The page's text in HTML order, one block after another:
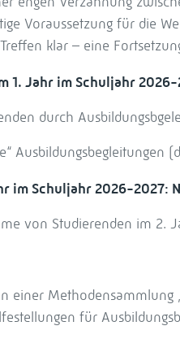
Voraussetzung für die
klar – eine
1. Jahr im Schuljahr
durch
Ausbildungsbegleitungen
Schuljahr 2026-2027:
von Studierenden im 2.
einer
für